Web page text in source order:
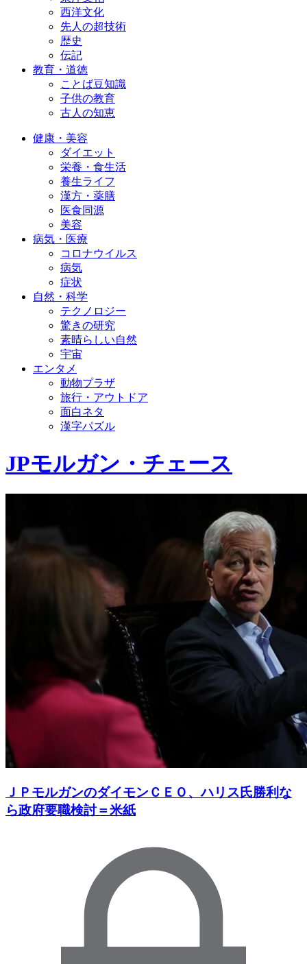
西洋文化
先人の超技術
歴史
伝記
教育・道徳
ことば豆知識
子供の教育
古人の知恵
健康・美容
ダイエット
栄養・食生活
養生ライフ
漢方・薬膳
医食同源
美容
病気・医療
コロナウイルス
病気
症状
自然・科学
テクノロジー
驚きの研究
素晴らしい自然
宇宙
エンタメ
動物プラザ
旅行・アウトドア
面白ネタ
漢字パズル
JPモルガン・チェース
ＪＰモルガンのダイモンＣＥＯ、ハリス氏勝利な
ら政府要職検討＝米紙